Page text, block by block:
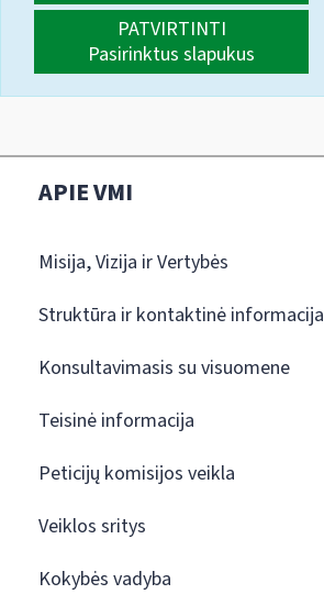
PATVIRTINTI
Pasirinktus slapukus
APIE VMI
Misija, Vizija ir Vertybės
Struktūra ir kontaktinė informacija
Konsultavimasis su visuomene
Teisinė informacija
Peticijų komisijos veikla
Veiklos sritys
Kokybės vadyba